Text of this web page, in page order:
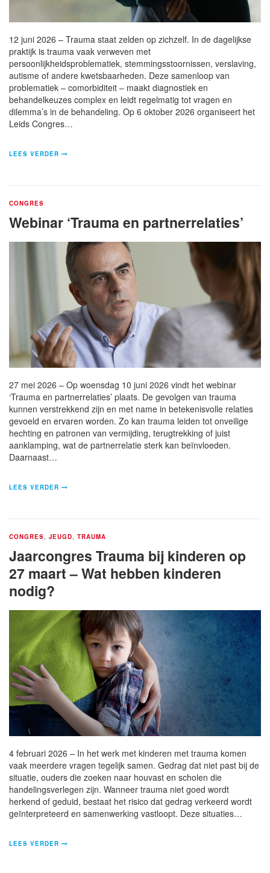
12 juni 2026 – Trauma staat zelden op zichzelf. In de dagelijkse
praktijk is trauma vaak verweven met
persoonlijkheidsproblematiek, stemmingsstoornissen, verslaving,
autisme of andere kwetsbaarheden. Deze samenloop van
problematiek – comorbiditeit – maakt diagnostiek en
behandelkeuzes complex en leidt regelmatig tot vragen en
dilemma’s in de behandeling. Op 6 oktober 2026 organiseert het
Leids Congres…
LEES VERDER
CONGRES
Webinar ‘Trauma en partnerrelaties’
27 mei 2026 – Op woensdag 10 juni 2026 vindt het webinar
‘Trauma en partnerrelaties’ plaats. De gevolgen van trauma
kunnen verstrekkend zijn en met name in betekenisvolle relaties
gevoeld en ervaren worden. Zo kan trauma leiden tot onveilige
hechting en patronen van vermijding, terugtrekking of juist
aanklamping, wat de partnerrelatie sterk kan beïnvloeden.
Daarnaast…
LEES VERDER
CONGRES JEUGD TRAUMA
Jaarcongres Trauma bij kinderen op
27 maart – Wat hebben kinderen
nodig?
4 februari 2026 – In het werk met kinderen met trauma komen
vaak meerdere vragen tegelijk samen. Gedrag dat niet past bij de
situatie, ouders die zoeken naar houvast en scholen die
handelingsverlegen zijn. Wanneer trauma niet goed wordt
herkend of geduid, bestaat het risico dat gedrag verkeerd wordt
geïnterpreteerd en samenwerking vastloopt. Deze situaties…
LEES VERDER